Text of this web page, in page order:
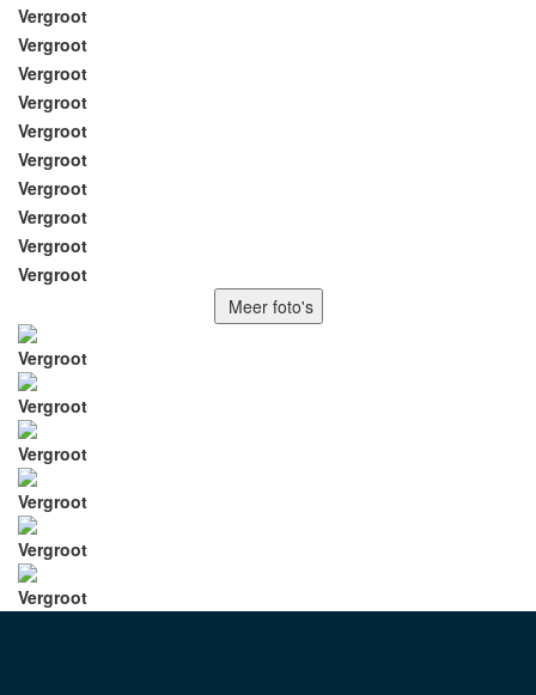
Vergroot
Vergroot
Vergroot
Vergroot
Vergroot
Vergroot
Vergroot
Vergroot
Vergroot
Vergroot
Meer foto's
Vergroot
Vergroot
Vergroot
Vergroot
Vergroot
Vergroot